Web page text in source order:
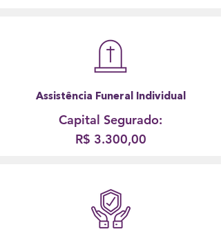
Assistência Funeral Individual
Capital Segurado:
R$ 3.300,00